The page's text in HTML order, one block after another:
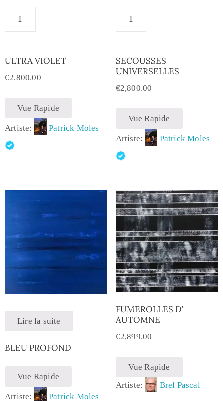
ULTRA VIOLET
€2,800.00
Vue Rapide
Artiste: Patrick Moles
SECOUSSES
UNIVERSELLES
€2,800.00
Vue Rapide
Artiste: Patrick Moles
Lire la suite
BLEU PROFOND
Vue Rapide
Artiste: Patrick Moles
FUMEROLLES D’
AUTOMNE
€2,899.00
Vue Rapide
Artiste:
Brel Pascal